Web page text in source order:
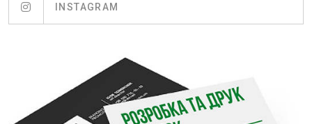
INSTAGRAM